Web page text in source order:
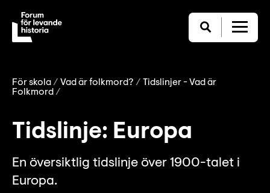
För skola Vad är folkmord?
Tidslinjer - Vad är
Folkmord
Tidslinje: Europa
En översiktlig tidslinje över 1900-talet i
Europa.